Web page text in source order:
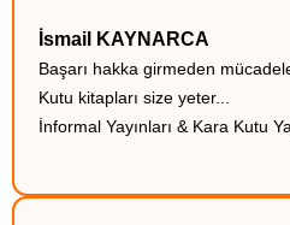
İsmail KAYNARCA
Başarı hakka girmeden
Kutu kitapları size yeter...
İnformal Yayınları & Kara Kutu